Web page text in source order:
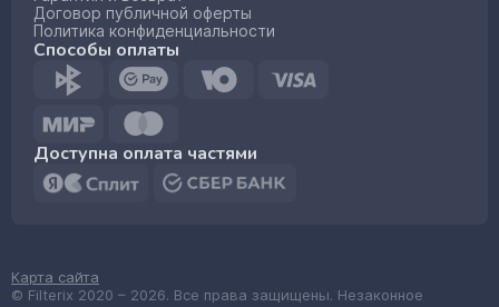
Договор публичной оферты
Политика конфиденциальности
Способы оплаты
Доступна оплата частями
© Filterix 2020 – 2026. Все права защищены. Незаконное
Карта сайта